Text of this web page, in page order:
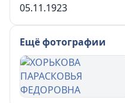
05.11.1923
Ещё фотографии